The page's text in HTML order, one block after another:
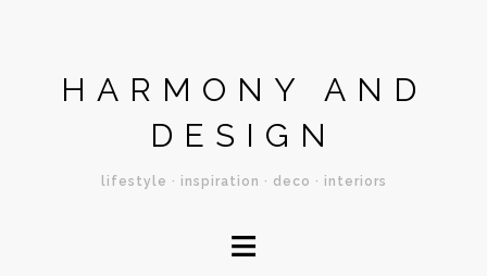
HARMONY AND
DESIGN
lifestyle · inspiration · deco · interiors
≡